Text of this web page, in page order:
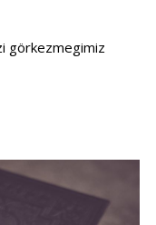
görkezmegimiz